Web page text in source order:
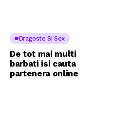
Dragoste Si Sex
De tot mai multi
barbati isi cauta
partenera online